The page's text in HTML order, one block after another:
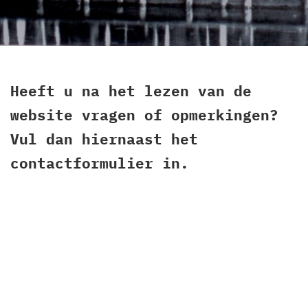
Heeft u na het lezen van de
website vragen of opmerkingen?
Vul dan hiernaast het
contactformulier in.